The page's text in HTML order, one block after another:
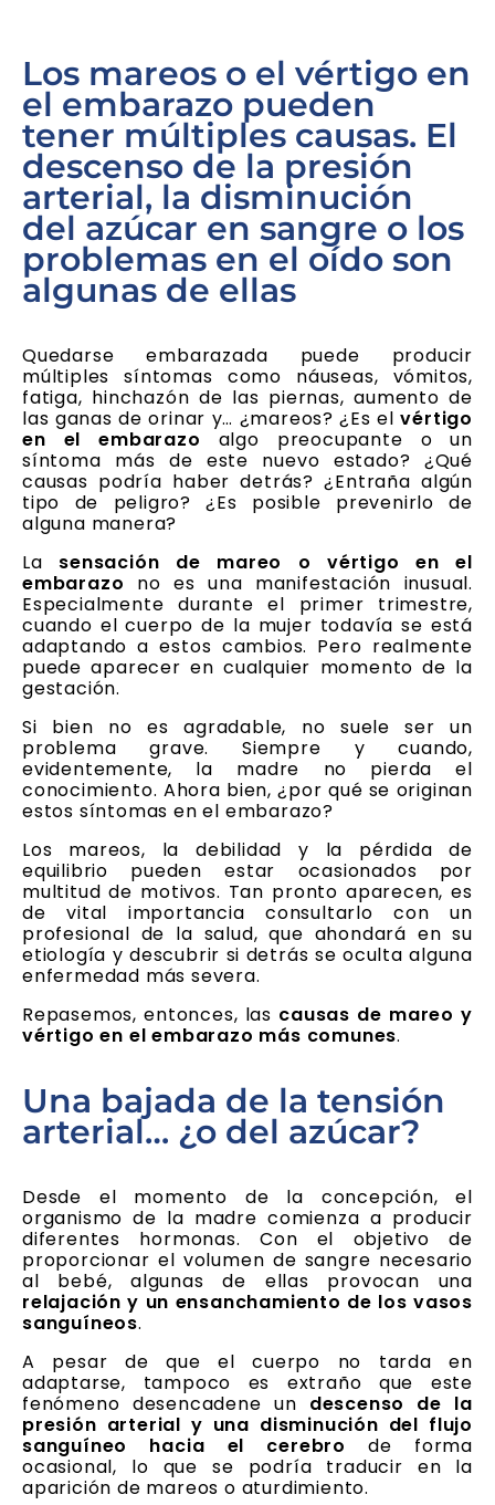
Los mareos o el vértigo en
el embarazo pueden
tener múltiples causas. El
descenso de la presión
arterial, la disminución
del azúcar en sangre o los
problemas en el oído son
algunas de ellas
Quedarse embarazada puede producir
múltiples síntomas como náuseas, vómitos,
fatiga, hinchazón de las piernas, aumento de
las ganas de orinar y… ¿mareos? ¿Es elvértigo
en el embarazo algo preocupante o un
síntoma más de este nuevo estado? ¿Qué
causas podría haber detrás? ¿Entraña algún
tipo de peligro? ¿Es posible prevenirlo de
alguna manera?
La sensación de mareo o vértigo en el
embarazo no es una manifestación inusual.
Especialmente durante el primer trimestre,
cuando el cuerpo de la mujer todavía se está
adaptando a estos cambios. Pero realmente
puede aparecer en cualquier momento de la
gestación.
Si bien no es agradable, no suele ser un
problema grave. Siempre y cuando,
evidentemente, la madre no pierda el
conocimiento. Ahora bien, ¿por qué se originan
estos síntomas en el embarazo?
Los mareos, la debilidad y la pérdida de
equilibrio pueden estar ocasionados por
multitud de motivos. Tan pronto aparecen, es
de vital importancia consultarlo con un
profesional de la salud, que ahondará en su
etiología y descubrir si detrás se oculta alguna
enfermedad más severa.
Repasemos, entonces, las causas de mareo y
vértigo en el embarazo más comunes.
Una bajada de la tensión
arterial… ¿o del azúcar?
Desde el momento de la concepción, el
organismo de la madre comienza a producir
diferentes hormonas. Con el objetivo de
proporcionar el volumen de sangre necesario
al bebé, algunas de ellas provocan una
relajación y un ensanchamiento de los vasos
sanguíneos.
A pesar de que el cuerpo no tarda en
adaptarse, tampoco es extraño que este
fenómeno desencadene un descenso de la
presión arterial y una disminución del flujo
sanguíneo hacia el cerebro de forma
ocasional, lo que se podría traducir en la
aparición de mareos o aturdimiento.